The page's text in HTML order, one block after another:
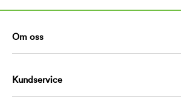
Om oss
Kundservice